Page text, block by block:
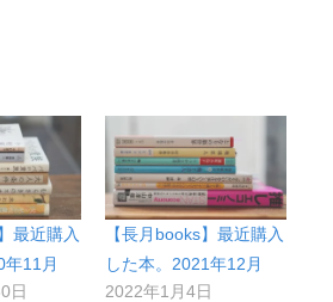
最近購入
年11月
日
【長月books】最近購入
した本。2021年12月
2022年1月4日